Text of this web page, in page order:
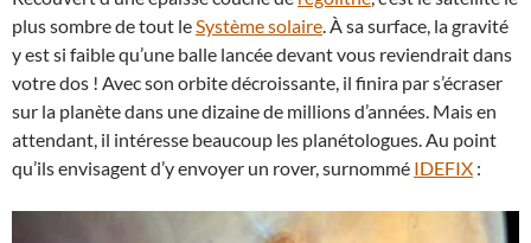
plus sombre de tout leSystème solaire. À sa surface, la gravité
y est si faible qu’une balle lancée devant vous reviendrait dans
votre dos ! Avec son orbite décroissante, il finira par s’écraser
sur la planète dans une dizaine de millions d’années. Mais en
attendant, il intéresse beaucoup les planétologues. Au point
qu’ils envisagent d’y envoyer un rover, surnommé IDEFIX :